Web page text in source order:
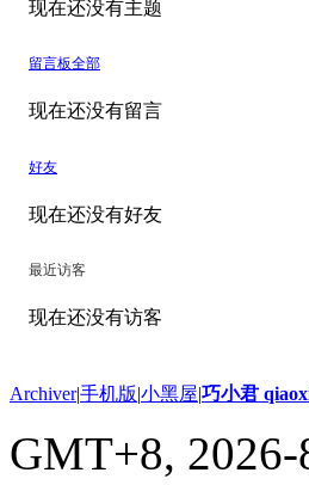
现在还没有主题
留言板全部
现在还没有留言
好友
现在还没有好友
最近访客
现在还没有访客
Archiver|手机版|小黑屋|巧小君
GMT+8, 2026-